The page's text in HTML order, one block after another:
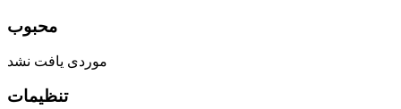
محبوب
موردی یافت نشد
تنظیمات